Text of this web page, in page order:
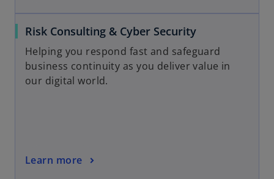
Risk Consulting & Cyber Security
Helping you respond fast and safeguard
business continuity as you deliver value in
our digital world.
Learn more